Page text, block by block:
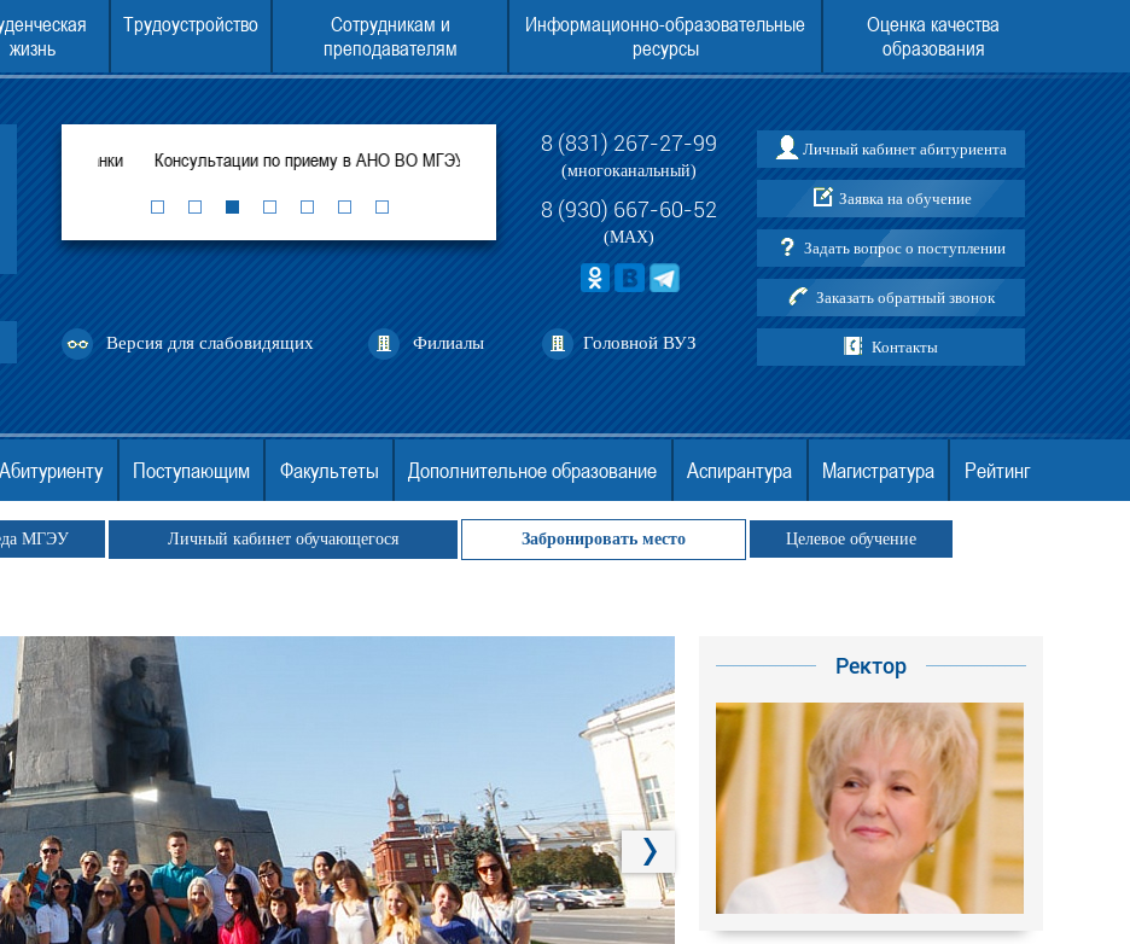
жизнь
Трудоустройство
Сотрудникам и
преподавателям
Информационно-образовательные
ресурсы
Оценка качества
образования
бланки
Консультации по приему в АНО ВО МГЭУ ЕГЭ ДЛЯ ПОСТУПЛЕНИЯ В МГЭУ В 2025 ГОДУ Поступление в МГЭУ без ЕГЭ
8 (831) 267-27-99
(многоканальный)
8 (930) 667-60-52
(MAX)
Версия для слабовидящих Филиалы Головной ВУЗ
Личный кабинет абитуриента
Заявка на обучение
Задать вопрос о поступлении
Заказать обратный звонок
Контакты
Абитуриенту Поступающим Факультеты Дополнительное образование Аспирантура Магистратура Рейтинг
МГЭУ Личный кабинет обучающегося Забронировать место Целевое обучение
Ректор